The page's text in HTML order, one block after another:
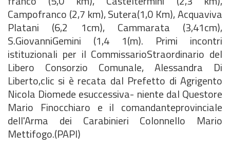
Campofranco (2,7 km), Sutera(1,0 Km), Acquaviva
Platani (6,2 1cm), Cammarata (3,41cm),
S.GiovanniGemini (1,4 1(m). Primi incontri
istituzionali per il CommissarioStraordinario del
Libero Consorzio Comunale, Alessandra Di
Liberto,clic si è recata dal Prefetto di Agrigento
Nicola Diomede esuccessiva- niente dal Questore
Mario Finocchiaro e il comandanteprovinciale
dell'Arma dei Carabinieri Colonnello Mario
Mettifogo.(PAPI)